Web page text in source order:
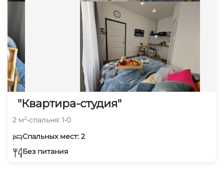
"Квартира-студия"
2 м²•спальня: 1•0
Спальных мест: 2
Без питания